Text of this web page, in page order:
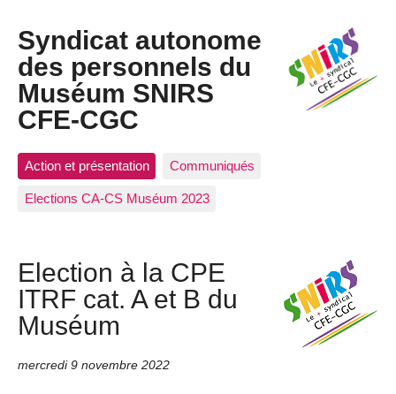
Syndicat autonome
des personnels du
Muséum SNIRS
CFE-CGC
Action et présentation Communiqués
Elections CA-CS Muséum 2023
Election à la CPE
ITRF cat. A et B du
Muséum
mercredi 9 novembre 2022